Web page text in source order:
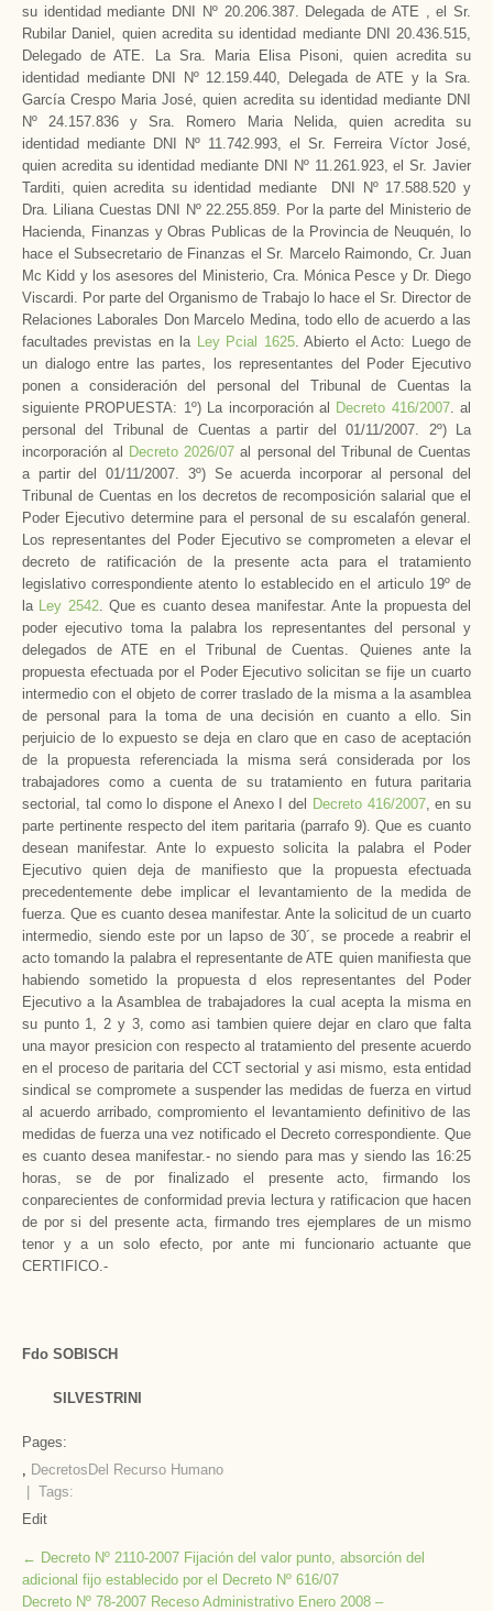
su identidad mediante DNI Nº 20.206.387. Delegada de ATE , el Sr.
Rubilar Daniel, quien acredita su identidad mediante DNI 20.436.515,
Delegado de ATE. La Sra. Maria Elisa Pisoni, quien acredita su
identidad mediante DNI Nº 12.159.440, Delegada de ATE y la Sra.
García Crespo Maria José, quien acredita su identidad mediante DNI
Nº 24.157.836 y Sra. Romero Maria Nelida, quien acredita su
identidad mediante DNI Nº 11.742.993, el Sr. Ferreira Víctor José,
quien acredita su identidad mediante DNI Nº 11.261.923, el Sr. Javier
Tarditi, quien acredita su identidad mediante DNI Nº 17.588.520 y
Dra. Liliana Cuestas DNI Nº 22.255.859. Por la parte del Ministerio de
Hacienda, Finanzas y Obras Publicas de la Provincia de Neuquén, lo
hace el Subsecretario de Finanzas el Sr. Marcelo Raimondo, Cr. Juan
Mc Kidd y los asesores del Ministerio, Cra. Mónica Pesce y Dr. Diego
Viscardi. Por parte del Organismo de Trabajo lo hace el Sr. Director de
Relaciones Laborales Don Marcelo Medina, todo ello de acuerdo a las
facultades previstas en la Ley Pcial 1625. Abierto el Acto: Luego de
un dialogo entre las partes, los representantes del Poder Ejecutivo
ponen a consideración del personal del Tribunal de Cuentas la
siguiente PROPUESTA: 1º) La incorporación al Decreto 416/2007. al
personal del Tribunal de Cuentas a partir del 01/11/2007. 2º) La
incorporación al Decreto 2026/07al personal del Tribunal de Cuentas
a partir del 01/11/2007. 3º) Se acuerda incorporar al personal del
Tribunal de Cuentas en los decretos de recomposición salarial que el
Poder Ejecutivo determine para el personal de su escalafón general.
Los representantes del Poder Ejecutivo se comprometen a elevar el
decreto de ratificación de la presente acta para el tratamiento
legislativo correspondiente atento lo establecido en el articulo 19º de
la Ley 2542. Que es cuanto desea manifestar. Ante la propuesta del
poder ejecutivo toma la palabra los representantes del personal y
delegados de ATE en el Tribunal de Cuentas. Quienes ante la
propuesta efectuada por el Poder Ejecutivo solicitan se fije un cuarto
intermedio con el objeto de correr traslado de la misma a la asamblea
de personal para la toma de una decisión en cuanto a ello. Sin
perjuicio de lo expuesto se deja en claro que en caso de aceptación
de la propuesta referenciada la misma será considerada por los
trabajadores como a cuenta de su tratamiento en futura paritaria
sectorial, tal como lo dispone el Anexo I del
Decreto 416/2007, en su
parte pertinente respecto del item paritaria (parrafo 9). Que es cuanto
desean manifestar. Ante lo expuesto solicita la palabra el Poder
Ejecutivo quien deja de manifiesto que la propuesta efectuada
precedentemente debe implicar el levantamiento de la medida de
fuerza. Que es cuanto desea manifestar. Ante la solicitud de un cuarto
intermedio, siendo este por un lapso de 30´, se procede a reabrir el
acto tomando la palabra el representante de ATE quien manifiesta que
habiendo sometido la propuesta d elos representantes del Poder
Ejecutivo a la Asamblea de trabajadores la cual acepta la misma en
su punto 1, 2 y 3, como asi tambien quiere dejar en claro que falta
una mayor presicion con respecto al tratamiento del presente acuerdo
en el proceso de paritaria del CCT sectorial y asi mismo, esta entidad
sindical se compromete a suspender las medidas de fuerza en virtud
al acuerdo arribado, compromiento el levantamiento definitivo de las
medidas de fuerza una vez notificado el Decreto correspondiente. Que
es cuanto desea manifestar.- no siendo para mas y siendo las 16:25
horas, se de por finalizado el presente acto, firmando los
conparecientes de conformidad previa lectura y ratificacion que hacen
de por si del presente acta, firmando tres ejemplares de un mismo
tenor y a un solo efecto, por ante mi funcionario actuante que
CERTIFICO.-
Fdo SOBISCH
SILVESTRINI
Pages:
, Decretos Del Recurso Humano
| Tags:
Edit
Post
navigation
← Decreto Nº 2110-2007 Fijación del valor punto, absorción del
adicional fijo establecido por el Decreto Nº 616/07
Decreto Nº 78-2007 Receso Administrativo Enero 2008 –